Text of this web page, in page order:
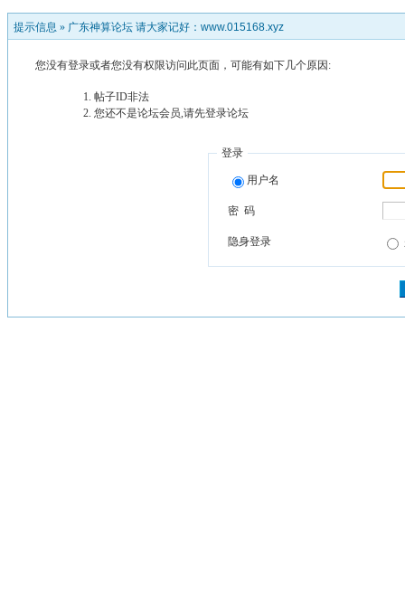
提示信息 » 广东神算论坛 请大家记好：www.015168.xyz
您没有登录或者您没有权限访问此页面，可能有如下几个原因:
帖子ID非法
您还不是论坛会员,请先登录论坛
登录
用户名
密 码
隐身登录